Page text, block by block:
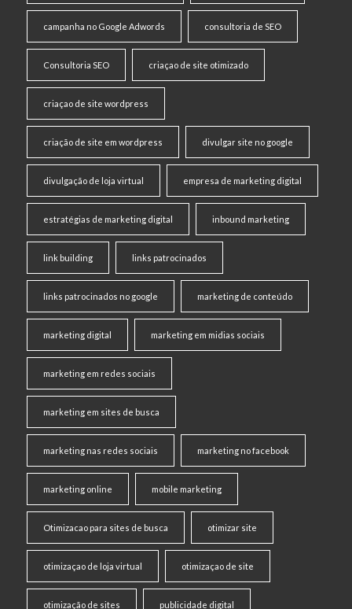
campanha no Google Adwords consultoria de SEO
Consultoria SEO criaçao de site otimizado
criaçao de site wordpress
criação de site em wordpress divulgar site no google
divulgação de loja virtual empresa de marketing digital
estratégias de marketing digital inbound marketing
link building links patrocinados
links patrocinados no google marketing de conteúdo
marketing digital marketing em midias sociais
marketing em redes sociais
marketing em sites de busca
marketing nas redes sociais marketing no facebook
marketing online mobile marketing
Otimizacao para sites de busca otimizar site
otimizaçao de loja virtual otimizaçao de site
otimização de sites publicidade digital